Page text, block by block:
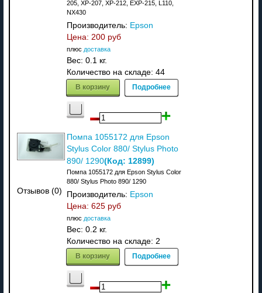
205, XP-207, XP-212, EXP-215, L110,
NX430
Производитель: Epson
Цена: 200 руб
плюс доставка
Вес: 0.1 кг.
Количество на складе: 44
В корзину Подробнее
Отзывов (0)
Помпа 1055172 для Epson
Stylus Color 880/ Stylus Photo
890/ 1290(Код: 12899)
Помпа 1055172 для Epson Stylus Color
880/ Stylus Photo 890/ 1290
Производитель: Epson
Цена: 625 руб
плюс доставка
Вес: 0.2 кг.
Количество на складе: 2
В корзину Подробнее